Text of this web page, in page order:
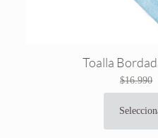
Toalla
$16.990
producto